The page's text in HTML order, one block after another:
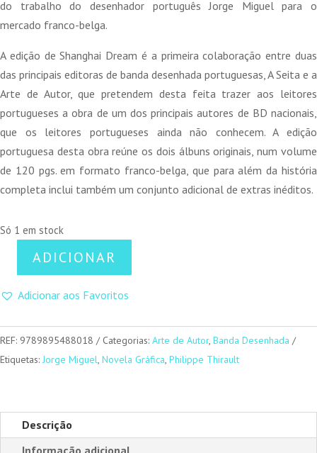
do trabalho do desenhador português Jorge Miguel para o
mercado franco-belga.
A edição de Shanghai Dream é a primeira colaboração entre duas
das principais editoras de banda desenhada portuguesas, A Seita e a
Arte de Autor, que pretendem desta feita trazer aos leitores
portugueses a obra de um dos principais autores de BD nacionais,
que os leitores portugueses ainda não conhecem. A edição
portuguesa desta obra reúne os dois álbuns originais, num volume
de 120 pgs. em formato franco-belga, que para além da história
completa inclui também um conjunto adicional de extras inéditos.
Só 1 em stock
Quantidade
Shangai
Dream:
Edição
Integral
ADICIONAR
Adicionar aos Favoritos
REF: 9789895488018 Categorias: Arte de Autor, Banda Desenhada
Etiquetas: Jorge Miguel, Novela Gráfica, Philippe Thirault
Descrição